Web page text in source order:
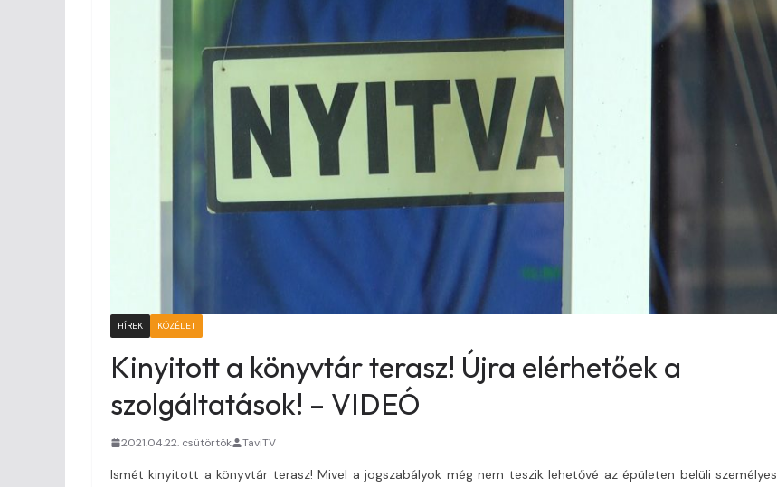
HÍREK KÖZÉLET
Kinyitott a könyvtár terasz! Újra elérhetőek a
szolgáltatások! – VIDEÓ
2021.04.22. csütörtök TaviTV
Ismét kinyitott a könyvtár terasz! Mivel a jogszabályok még nem teszik lehetővé az épületen belüli személyes